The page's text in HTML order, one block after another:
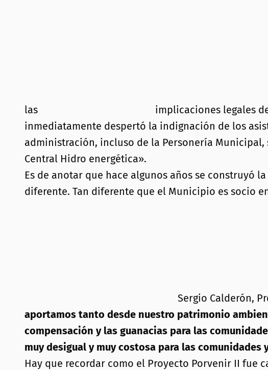
las
implicaciones legales
inmediatamente despertó la indignación de los
administración, incluso de la Personería
Central Hidro energética».
Es de anotar que hace algunos años se construyó
diferente. Tan diferente que el Municipio es socio
Sergio Calderón,
aportamos tanto desde nuestro patrimonio
compensación y las guanacias para las
muy desigual y muy costosa para las comunidades
Hay que recordar como el Proyecto Porvenir II fue